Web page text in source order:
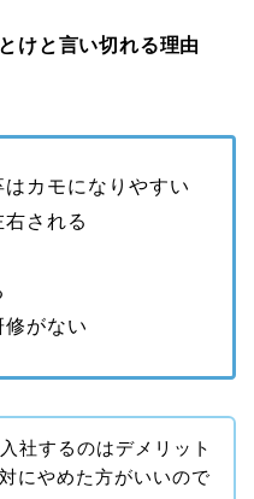
けと言い切れる理由
カモになりやすい
される
がない
社するのはデメリット
にやめた方がいいので